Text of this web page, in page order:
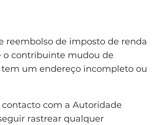
reembolso de imposto de renda
o contribuinte mudou de
um endereço incompleto ou
com a Autoridade
rastrear qualquer